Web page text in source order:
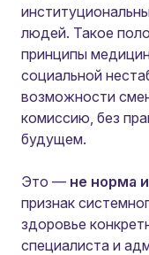
людей. Такое
принципы
социальной
возможности
комиссию, без
будущем.
Это — не норма
признак
здоровье
специалиста и